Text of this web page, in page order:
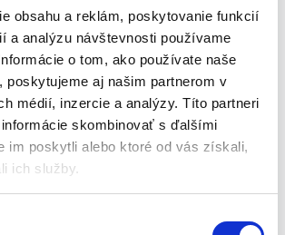
obsahu a reklám, poskytovanie funkcií
a analýzu návštevnosti používame
o tom, ako používate naše
poskytujeme aj našim partnerom v
médií, inzercie a analýzy. Títo partneri
skombinovať s ďalšími
im poskytli alebo ktoré od vás získali,
ich služby.
Vám poslúži v každej kritickej situácii.
nemusíte obávať o vzdialenosti. Káble
200 A, čo zaručí správne a efektívne
vozidla. Je veľmi cenovo výhodný a
si ho čo najskôr.